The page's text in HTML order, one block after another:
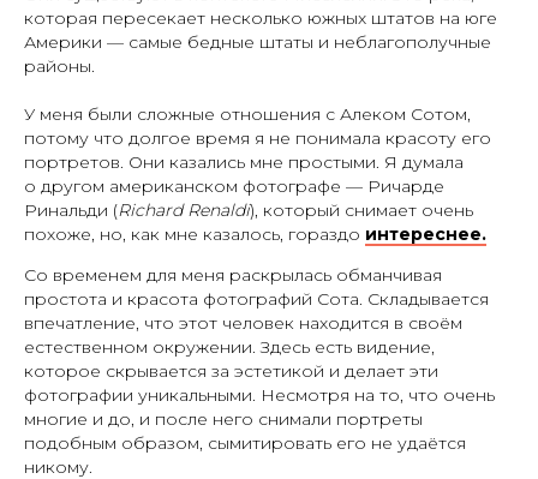
которая пересекает несколько южных штатов на юге
Америки — самые бедные штаты и неблагополучные
районы.
У меня были сложные отношения с Алеком Сотом,
потому что долгое время я не понимала красоту его
портретов. Они казались мне простыми. Я думала
о другом американском фотографе — Ричарде
Ринальди (Richard Renaldi), который снимает очень
похоже, но, как мне казалось, гораздо интереснее.
Со временем для меня раскрылась обманчивая
простота и красота фотографий Сота. Складывается
впечатление, что этот человек находится в своём
естественном окружении. Здесь есть видение,
которое скрывается за эстетикой и делает эти
фотографии уникальными. Несмотря на то, что очень
многие и до, и после него снимали портреты
подобным образом, сымитировать его не удаётся
никому.